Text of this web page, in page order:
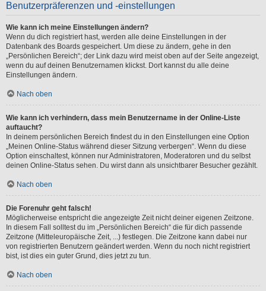
Benutzerpräferenzen und -einstellungen
Wie kann ich meine Einstellungen ändern?
Wenn du dich registriert hast, werden alle deine Einstellungen in der
Datenbank des Boards gespeichert. Um diese zu ändern, gehe in den
„Persönlichen Bereich“; der Link dazu wird meist oben auf der Seite angezeigt,
wenn du auf deinen Benutzernamen klickst. Dort kannst du alle deine
Einstellungen ändern.
Nach oben
Wie kann ich verhindern, dass mein Benutzername in der Online-Liste
auftaucht?
In deinem persönlichen Bereich findest du in den Einstellungen eine Option
„Meinen Online-Status während dieser Sitzung verbergen“. Wenn du diese
Option einschaltest, können nur Administratoren, Moderatoren und du selbst
deinen Online-Status sehen. Du wirst dann als unsichtbarer Besucher gezählt.
Nach oben
Die Forenuhr geht falsch!
Möglicherweise entspricht die angezeigte Zeit nicht deiner eigenen Zeitzone.
In diesem Fall solltest du im „Persönlichen Bereich“ die für dich passende
Zeitzone (Mitteleuropäische Zeit, ...) festlegen. Die Zeitzone kann dabei nur
von registrierten Benutzern geändert werden. Wenn du noch nicht registriert
bist, ist dies ein guter Grund, dies jetzt zu tun.
Nach oben